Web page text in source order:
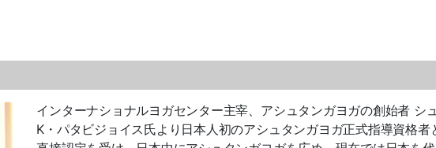
インターナショナルヨガセンター主宰、アシュタンガヨガの創始者 シ
K・パタビジョイス氏より日本人初のアシュタンガヨガ正式指導資格者